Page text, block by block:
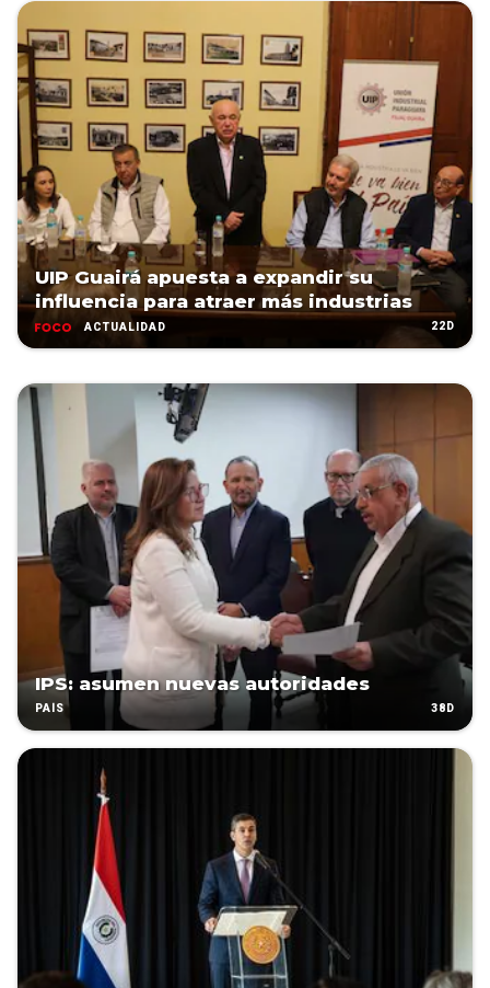
UIP Guairá apuesta a expandir su
influencia para atraer más industrias
ACTUALIDAD 22D
IPS: asumen nuevas autoridades
PAÍS 38D